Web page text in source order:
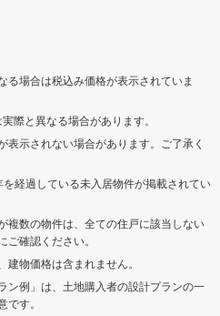
る場合は税込み価格が表示されていま
際と異なる場合があります。
示されない場合があります。ご了承く
を経過している未入居物件が掲載されてい
複数の物件は、全ての住戸に該当しない
確認ください。
建物価格は含まれません。
ン例」は、土地購入者の設計プランの一
す。